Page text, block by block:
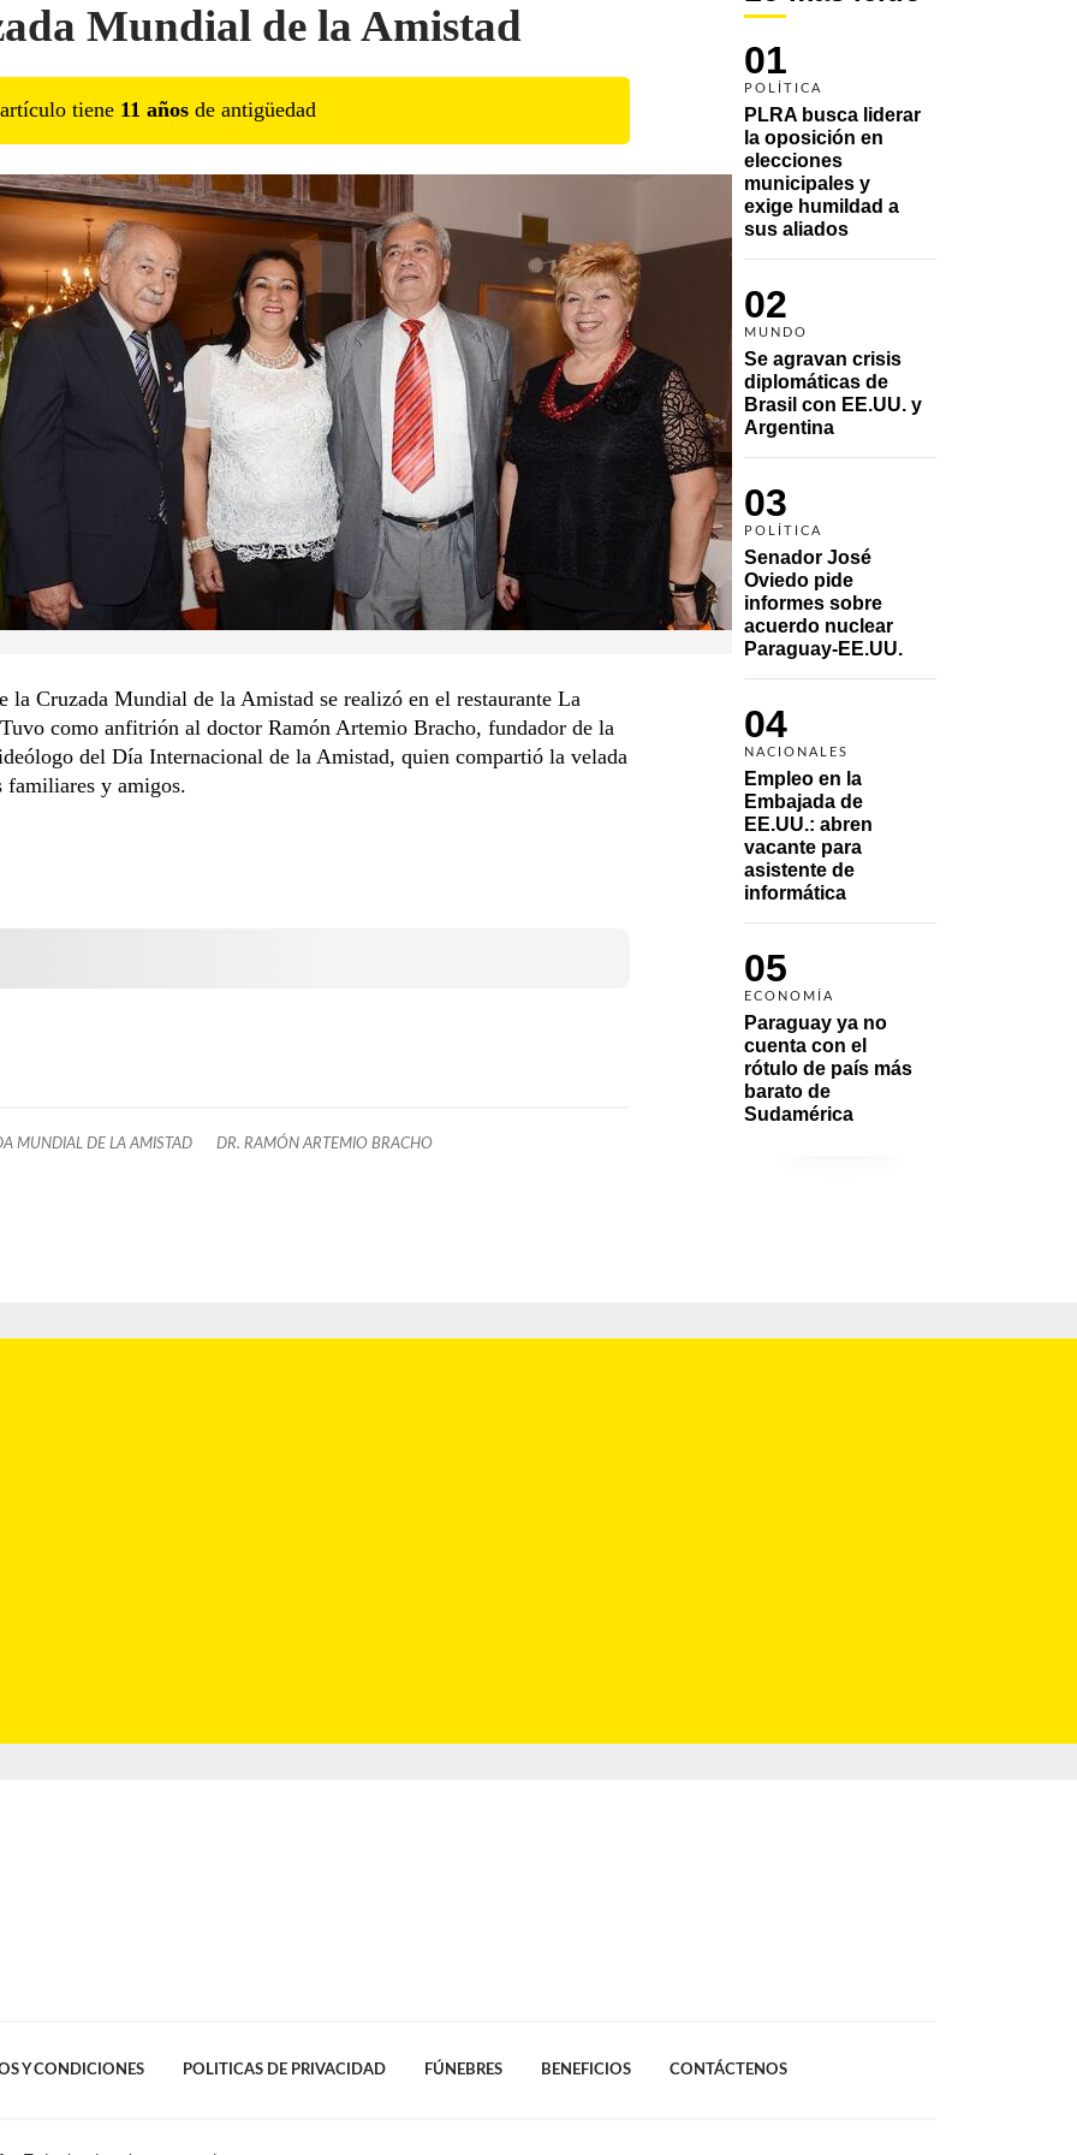
01
POLÍTICA
PLRA busca liderar
la oposición en
elecciones
municipales y
exige humildad a
sus aliados
02
MUNDO
Se agravan crisis
diplomáticas de
Brasil con EE.UU. y
Argentina
03
POLÍTICA
Senador José
Oviedo pide
informes sobre
acuerdo nuclear
Paraguay-EE.UU.
04
NACIONALES
Empleo en la
Embajada de
EE.UU.: abren
vacante para
asistente de
informática
05
ECONOMÍA
Paraguay ya no
cuenta con el
rótulo de país más
barato de
Sudamérica
Mundial de la Amistad
tiene 11 años de antigüedad
la Cruzada Mundial de la Amistad se realizó en el restaurante La
como anfitrión al doctor Ramón Artemio Bracho, fundador de la
del Día Internacional de la Amistad, quien compartió la velada
familiares y amigos.
MUNDIAL DE LA AMISTAD DR. RAMÓN ARTEMIO BRACHO
Y CONDICIONES POLITICAS DE PRIVACIDAD FÚNEBRES BENEFICIOS CONTÁCTENOS